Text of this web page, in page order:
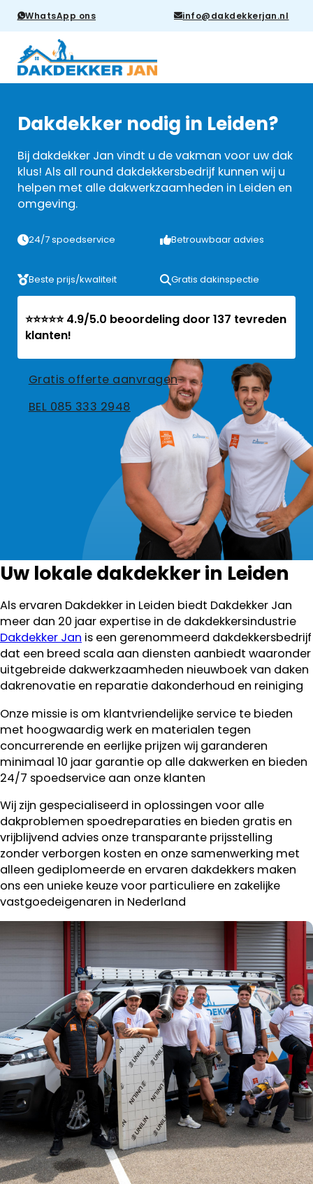
WhatsApp ons info@dakdekkerjan.nl
Dakdekker nodig in Leiden?
Bij dakdekker Jan vindt u de vakman voor uw dak
klus! Als all round dakdekkersbedrijf kunnen wij u
helpen met alle dakwerkzaamheden in Leiden en
omgeving.
24/7 spoedservice Betrouwbaar advies
Beste prijs/kwaliteit Gratis dakinspectie
⭐⭐⭐⭐⭐ 4.9/5.0 beoordeling door 137 tevreden
klanten!
Gratis offerte aanvragen
BEL 085 333 2948
Uw lokale dakdekker in Leiden
Als ervaren Dakdekker in Leiden biedt Dakdekker Jan
meer dan 20 jaar expertise in de dakdekkersindustrie
Dakdekker Jan is een gerenommeerd dakdekkersbedrijf
dat een breed scala aan diensten aanbiedt waaronder
uitgebreide dakwerkzaamheden nieuwboek van daken
dakrenovatie en reparatie dakonderhoud en reiniging
Onze missie is om klantvriendelijke service te bieden
met hoogwaardig werk en materialen tegen
concurrerende en eerlijke prijzen wij garanderen
minimaal 10 jaar garantie op alle dakwerken en bieden
24/7 spoedservice aan onze klanten
Wij zijn gespecialiseerd in oplossingen voor alle
dakproblemen spoedreparaties en bieden gratis en
vrijblijvend advies onze transparante prijsstelling
zonder verborgen kosten en onze samenwerking met
alleen gediplomeerde en ervaren dakdekkers maken
ons een unieke keuze voor particuliere en zakelijke
vastgoedeigenaren in Nederland